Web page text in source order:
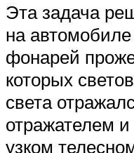
Эта задача
на
фонарей
которых
света
отражателем
узком